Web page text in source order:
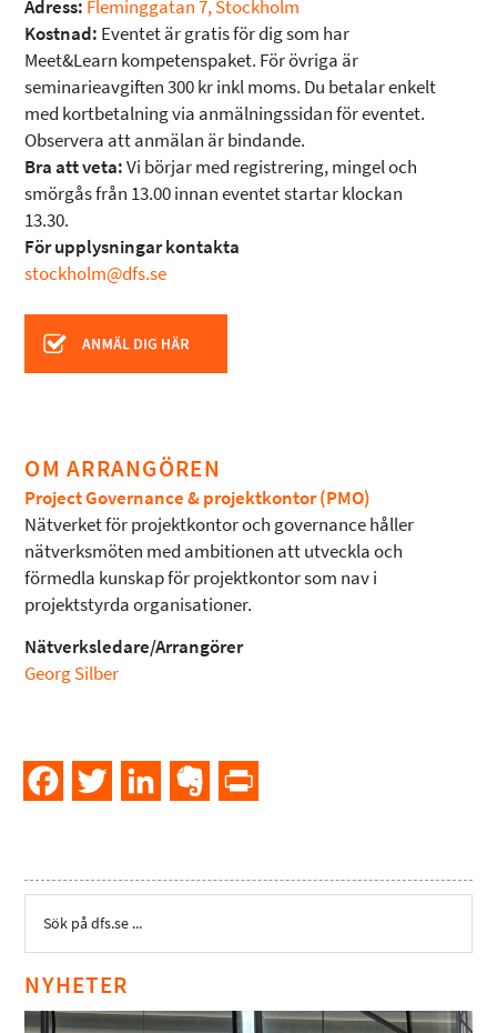
Adress: Fleminggatan 7, Stockholm
Kostnad: Eventet är gratis för dig som har
Meet&Learn kompetenspaket. För övriga är
seminarieavgiften 300 kr inkl moms. Du betalar enkelt
med kortbetalning via anmälningssidan för eventet.
Observera att anmälan är bindande.
Bra att veta:Vi börjar med registrering, mingel och
smörgås från 13.00 innan eventet startar klockan
13.30.
För upplysningar kontakta
stockholm@dfs.se
OM ARRANGÖREN
Project Governance & projektkontor (PMO)
Nätverket för projektkontor och governance håller
nätverksmöten med ambitionen att utveckla och
förmedla kunskap för projektkontor som nav i
projektstyrda organisationer.
Nätverksledare/Arrangörer
Georg Silber
FacebookTwitter LinkedInEvernote
NYHETER